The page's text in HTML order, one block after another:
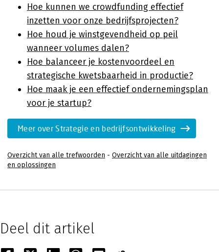
Hoe kunnen we crowdfunding effectief
inzetten voor onze bedrijfsprojecten?
Hoe houd je winstgevendheid op peil
wanneer volumes dalen?
Hoe balanceer je kostenvoordeel en
strategische kwetsbaarheid in productie?
Hoe maak je een effectief ondernemingsplan
voor je startup?
Meer over Strategie en bedrijfsontwikkeling
Overzicht van alle trefwoorden - Overzicht van alle uitdagingen
en oplossingen
Deel dit artikel